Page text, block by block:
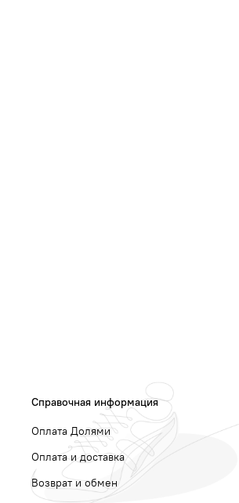
Справочная информация
Оплата Долями
Оплата и доставка
Возврат и обмен